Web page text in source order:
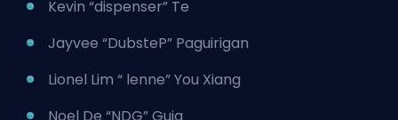
Kevin “dispenser” Te
Jayvee “DubsteP” Paguirigan
Lionel Lim “ lenne” You Xiang
Noel De “NDG” Guia